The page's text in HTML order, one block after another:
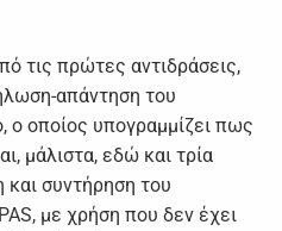
τις πρώτες αντιδράσεις,
απάντηση του
οποίος υπογραμμίζει πως
μάλιστα, εδώ και τρία
και συντήρηση του
με χρήση που δεν έχει